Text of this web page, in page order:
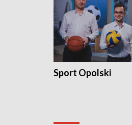
Sport Opolski